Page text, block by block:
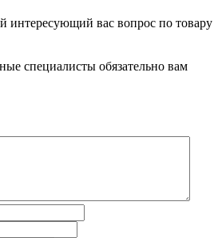
интересующий вас вопрос по товару
специалисты обязательно вам